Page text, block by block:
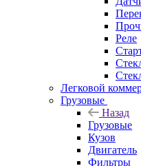
Реле
Легковой
Грузовые
Назад
Грузовые
Кузов
Двигатель
Фильтры